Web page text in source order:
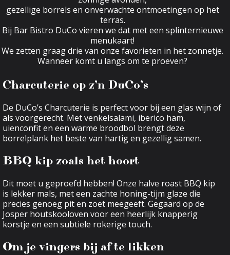
gezellige borrels en onverwachte ontmoetingen op het
terras.
Bij Bar Bistro DuCo vieren we dat met een splinternieuwe
menukaart!
We zetten graag drie van onze favorieten in het zonnetje.
Wanneer komt u langs om te proeven?
Charcuterie op z’n DuCo’s
De DuCo’s Charcuterie is perfect voor bij een glas wijn of
als voorgerecht. Met venkelsalami, iberico ham,
uienconfit en een warme broodbol brengt deze
borrelplank het beste van hartig en gezellig samen.
BBQ kip zoals het hoort
Dit moet u geproefd hebben! Onze halve roast BBQ kip
is lekker mals, met een zachte honing-tijm glaze die
precies genoeg pit en zoet meegeeft. Gegaard op de
Josper houtskooloven voor een heerlijk knapperig
korstje en een subtiele rokerige touch.
Om je vingers bij af te likken